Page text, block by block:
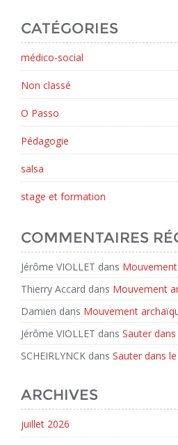
CATÉGORIES
médico-social
Non classé
O Passo
Pédagogie
salsa
stage et formation
COMMENTAIRES
Jérôme VIOLLET dans
Thierry Accard dans Mouvement
Damien dans Mouvement
Jérôme VIOLLET dans Sauter
SCHEIRLYNCK dans Sauter dans
ARCHIVES
juillet 2026